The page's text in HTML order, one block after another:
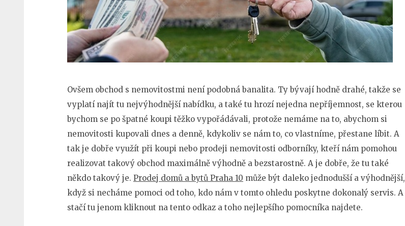
Ovšem obchod s nemovitostmi není podobná banalita. Ty bývají hodně drahé, takže se
vyplatí najít tu nejvýhodnější nabídku, a také tu hrozí nejedna nepříjemnost, se kterou
bychom se po špatné koupi těžko vypořádávali, protože nemáme na to, abychom si
nemovitosti kupovali dnes a denně, kdykoliv se nám to, co vlastníme, přestane líbit. A
tak je dobře využít při koupi nebo prodeji nemovitosti odborníky, kteří nám pomohou
realizovat takový obchod maximálně výhodně a bezstarostně. A je dobře, že tu také
někdo takový je. Prodej domů a bytů Praha 10 může být daleko jednodušší a výhodnější,
když si necháme pomoci od toho, kdo nám v tomto ohledu poskytne dokonalý servis. A
stačí tu jenom kliknout na tento odkaz a toho nejlepšího pomocníka najdete.